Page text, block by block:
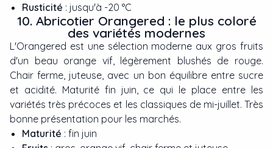
Rusticité : jusqu'à -20 °C
10. Abricotier Orangered : le plus coloré
des variétés modernes
L'Orangered est une sélection moderne aux gros fruits
d'un beau orange vif, légèrement blushés de rouge.
Chair ferme, juteuse, avec un bon équilibre entre sucre
et acidité. Maturité fin juin, ce qui le place entre les
variétés très précoces et les classiques de mi-juillet. Très
bonne présentation pour les marchés.
Maturité : fin juin